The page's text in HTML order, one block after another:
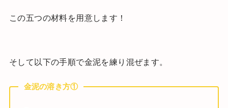
この五つの材料を用意します！
そして以下の手順で金泥を練り混ぜます。
金泥の溶き方①